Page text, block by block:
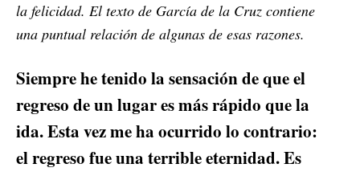
la felicidad. El texto de García de la Cruz contiene
una puntual relación de algunas de esas razones.
Siempre he tenido la sensación de que el
regreso de un lugar es más rápido que la
ida. Esta vez me ha ocurrido lo contrario:
el regreso fue una terrible eternidad. Es